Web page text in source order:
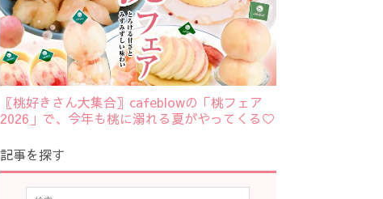
〖桃好きさん大集合〗cafeblowの「桃フェア
2026」で、今年も桃に溺れる夏がやってくる♡
記事を探す